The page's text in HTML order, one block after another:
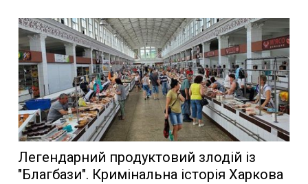
Легендарний продуктовий злодій із
"Благбази". Кримінальна історія Харкова